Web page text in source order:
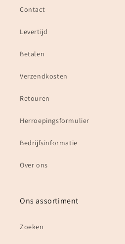
Contact
Levertijd
Betalen
Verzendkosten
Retouren
Herroepingsformulier
Bedrijfsinformatie
Over ons
Ons assortiment
Zoeken